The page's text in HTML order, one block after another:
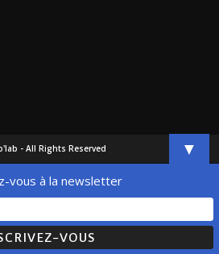
- All Rights Reserved ▼
vous à la newsletter